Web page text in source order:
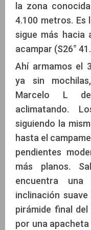
la zona
4.100 metros. Es
sigue más hacia
acampar (S26°
Ahí armamos el
ya sin
Marcelo L
aclimatando.
siguiendo la
hasta el
pendientes
más planos.
encuentra
inclinación
pirámide final
por una